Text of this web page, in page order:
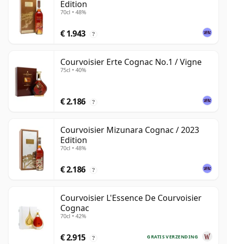
Edition
70cl • 48%
€ 1.943 ?
Courvoisier Erte Cognac No.1 / Vigne
75cl • 40%
€ 2.186 ?
Courvoisier Mizunara Cognac / 2023
Edition
70cl • 48%
€ 2.186 ?
Courvoisier L'Essence De Courvoisier
Cognac
70cl • 42%
GRATIS VERZENDING
€ 2.915 ?